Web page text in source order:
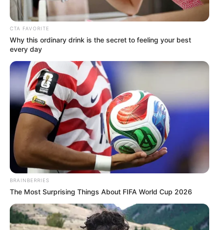
CTA FAVORITE
Why this ordinary drink is the secret to feeling your best
every day
BRAINBERRIES
The Most Surprising Things About FIFA World Cup 2026